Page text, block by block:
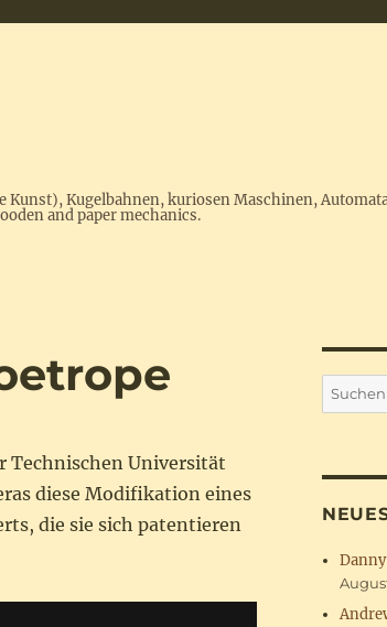
Kugelbahnen, kuriosen Maschinen,
and paper mechanics.
Technischen Universität
diese Modifikation eines
die sie sich patentieren
Suchen
nach: